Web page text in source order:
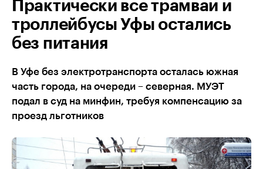
Практически все трамваи и
троллейбусы Уфы остались
без питания
В Уфе без электротранспорта осталась южная
часть города, на очереди – северная. МУЭТ
подал в суд на минфин, требуя компенсацию за
проезд льготников